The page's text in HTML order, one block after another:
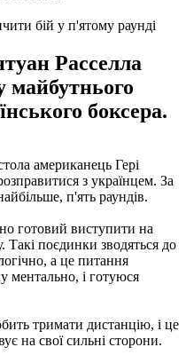
бій у п'ятому раунді
Расселла
майбутнього
боксера.
американець Гері
з українцем. За
п'ять раундів.
готовий виступити на
поєдинки зводяться до
а це питання
ментально, і готуюся
тримати дистанцію, і це
на свої сильні сторони.